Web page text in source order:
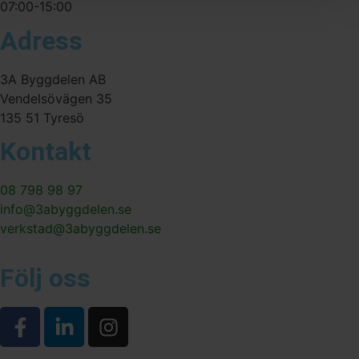
07:00-15:00
Adress
3A Byggdelen AB
Vendelsövägen 35
135 51 Tyresö
Kontakt
08 798 98 97
info@3abyggdelen.se
verkstad@3abyggdelen.se
Följ oss